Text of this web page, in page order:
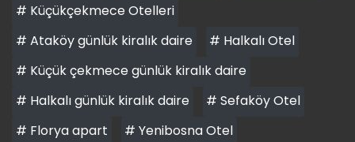
# Küçükçekmece Otelleri
# Ataköy günlük kiralık daire
# Halkalı Otel
# Küçük çekmece günlük kiralık daire
# Halkalı günlük kiralık daire
# Sefaköy Otel
# Florya apart
# Yenibosna Otel